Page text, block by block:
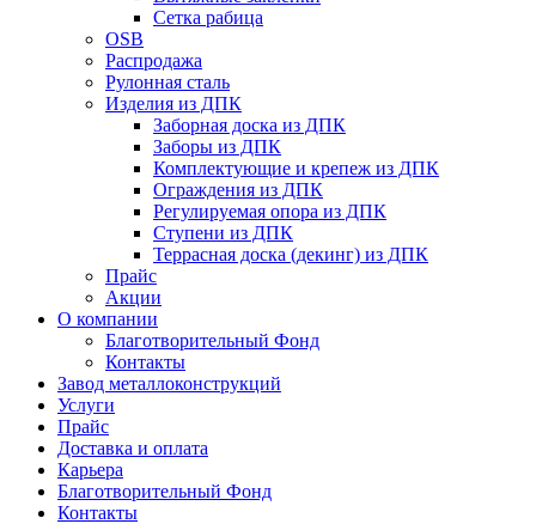
Сетка рабица
OSB
Распродажа
Рулонная сталь
Изделия из ДПК
Заборная доска из ДПК
Заборы из ДПК
Комплектующие и крепеж из ДПК
Ограждения из ДПК
Регулируемая опора из ДПК
Ступени из ДПК
Террасная доска (декинг) из ДПК
Прайс
Акции
О компании
Благотворительный Фонд
Контакты
Завод металлоконструкций
Услуги
Прайс
Доставка и оплата
Карьера
Благотворительный Фонд
Контакты